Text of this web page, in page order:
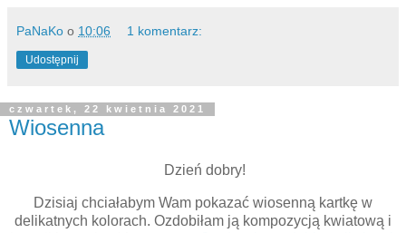
PaNaKo o 10:06 1 komentarz:
Udostępnij
czwartek, 22 kwietnia 2021
Wiosenna
Dzień dobry!
Dzisiaj chciałabym Wam pokazać wiosenną kartkę w
delikatnych kolorach. Ozdobiłam ją kompozycją kwiatową i